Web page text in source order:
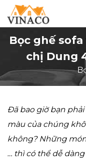
Bọc ghế
chị Dung
Đã bao giờ bạn
màu của chúng
không? Những
… thì có thể dễ